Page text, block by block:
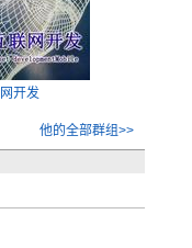
开发
他的全部群组>>